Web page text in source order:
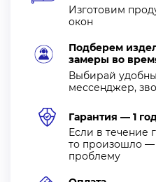
Изготовим
окон
Подберем
замеры во
Выбирай
мессенджер,
Гарантия — 1
Если в течение
то произошло —
проблему